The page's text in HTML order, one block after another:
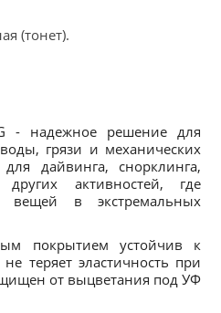
(тонет).
- надежное решение для
грязи и механических
дайвинга, снорклинга,
активностей, где
вещей в экстремальных
покрытием устойчив к
теряет эластичность при
от выцветания под УФ